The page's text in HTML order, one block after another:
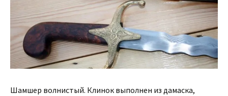
Шамшер волнистый. Клинок выполнен из дамаска,